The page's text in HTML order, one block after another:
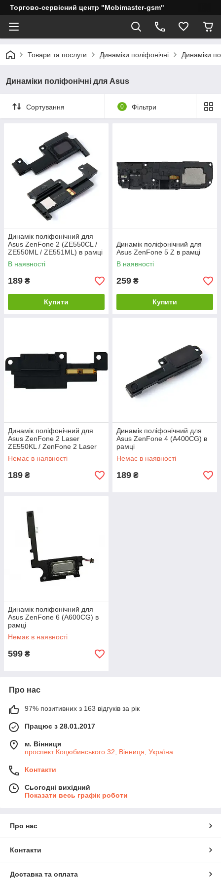
Торгово-сервісний центр "Mobimaster-gsm"
Товари та послуги Динаміки поліфонічні Динаміки
Динаміки поліфонічні для Asus
Сортування 0 Фільтри
Динамік поліфонічний для
Asus ZenFone 2 (ZE550CL /
ZE550ML / ZE551ML) в рамці
В наявності
189 ₴
Купити
Динамік поліфонічний для
Asus ZenFone 5 Z в рамці
В наявності
259 ₴
Купити
Динамік поліфонічний для
Asus ZenFone 2 Laser
ZE550KL / ZenFone 2 Laser
ZE551KL в рамці
Немає в наявності
189 ₴
Динамік поліфонічний для
Asus ZenFone 4 (A400CG) в
рамці
Немає в наявності
189 ₴
Динамік поліфонічний для
Asus ZenFone 6 (A600CG) в
рамці
Немає в наявності
599 ₴
Про нас
97% позитивних з 163 відгуків за рік
Працює з 28.01.2017
м. Вінниця
проспект Коцюбинського 32, Вінниця, Україна
Контакти
Сьогодні вихідний
Показати весь графік роботи
Про нас
Контакти
Доставка та оплата